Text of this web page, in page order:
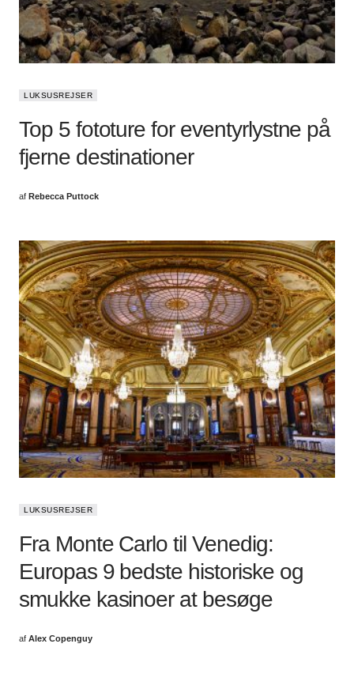
LUKSUSREJSER
Top 5 fototure for eventyrlystne på
fjerne destinationer
af Rebecca Puttock
LUKSUSREJSER
Fra Monte Carlo til Venedig:
Europas 9 bedste historiske og
smukke kasinoer at besøge
af Alex Copenguy